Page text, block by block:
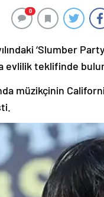
0
‘Slumber
evlilik teklifinde
müzikçinin